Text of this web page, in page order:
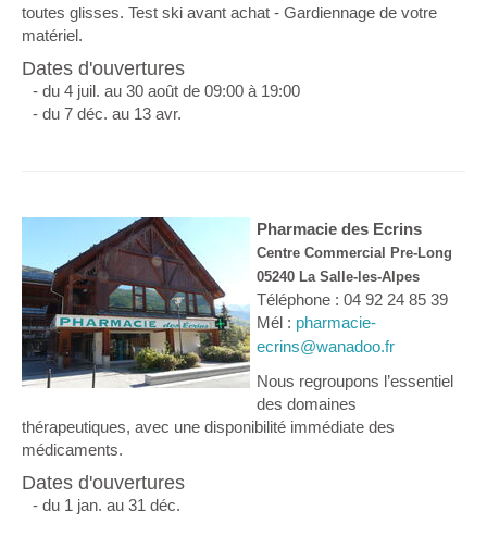
toutes glisses. Test ski avant achat - Gardiennage de votre
matériel.
Dates d'ouvertures
- du 4 juil. au 30 août de 09:00 à 19:00
- du 7 déc. au 13 avr.
Pharmacie des Ecrins
Centre Commercial Pre-Long
05240 La Salle-les-Alpes
Téléphone : 04 92 24 85 39
Mél : pharmacie-
ecrins@wanadoo.fr
Nous regroupons l’essentiel
des domaines
thérapeutiques, avec une disponibilité immédiate des
médicaments.
Dates d'ouvertures
- du 1 jan. au 31 déc.